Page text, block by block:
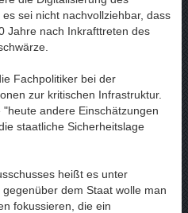
sei nicht nachvollziehbar, dass
Jahre nach Inkrafttreten des
Fachpolitiker bei der
zur kritischen Infrastruktur.
andere Einschätzungen
staatliche Sicherheitslage
heißt es unter
dem Staat wolle man
fokussieren, die ein